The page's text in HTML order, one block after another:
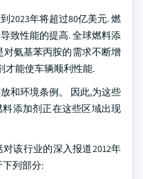
2023年将超过80亿美元. 燃
致性能的提高. 全球燃料添
氨基苯丙胺的需求不断增
才能使车辆顺利性能.
和环境条例。 因此,为这些
添加剂正在这些区域出现
该行业的深入报道2012年
下列部分: